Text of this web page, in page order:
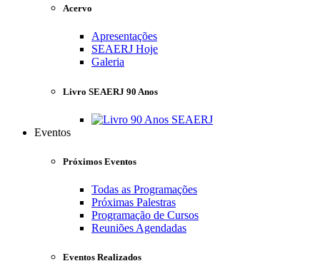
Acervo
Apresentações
SEAERJ Hoje
Galeria
Livro SEAERJ 90 Anos
Eventos
Próximos Eventos
Todas as Programações
Próximas Palestras
Programação de Cursos
Reuniões Agendadas
Eventos Realizados